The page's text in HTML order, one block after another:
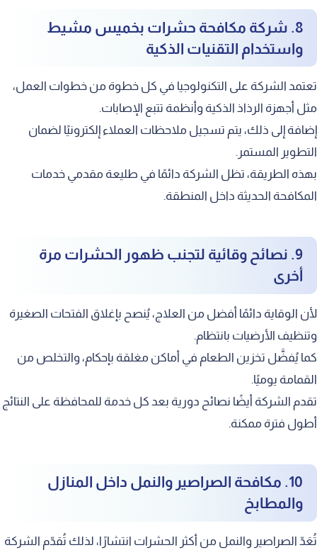
8. شركة مكافحة حشرات بخميس مشيط
واستخدام التقنيات الذكية
تعتمد الشركة على التكنولوجيا في كل خطوة من خطوات العمل،
مثل أجهزة الرذاذ الذكية وأنظمة تتبع الإصابات.
إضافة إلى ذلك، يتم تسجيل ملاحظات العملاء إلكترونيًا لضمان
التطوير المستمر.
بهذه الطريقة، تظل الشركة دائمًا في طليعة مقدمي خدمات
المكافحة الحديثة داخل المنطقة.
9. نصائح وقائية لتجنب ظهور الحشرات مرة
أخرى
لأن الوقاية دائمًا أفضل من العلاج، يُنصح بإغلاق الفتحات الصغيرة
وتنظيف الأرضيات بانتظام.
كما يُفضَّل تخزين الطعام في أماكن مغلقة بإحكام، والتخلص من
القمامة يوميًا.
تقدم الشركة أيضًا نصائح دورية بعد كل خدمة للمحافظة على النتائج
أطول فترة ممكنة.
10. مكافحة الصراصير والنمل داخل المنازل
والمطابخ
تُعَدّ الصراصير والنمل من أكثر الحشرات انتشارًا، لذلك تُقدّم الشركة